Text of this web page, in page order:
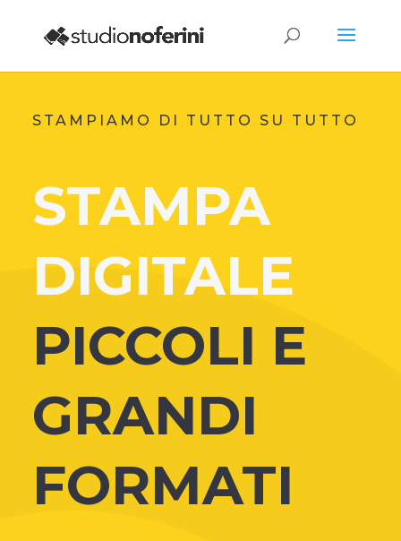
STAMPIAMO DI TUTTO SU TUTTO
STAMPA
DIGITALE
PICCOLI E
GRANDI
FORMATI